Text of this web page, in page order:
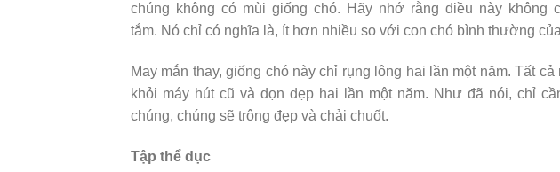
chúng không có mùi giống chó. Hãy nhớ rằng điều này
tắm. Nó chỉ có nghĩa là, ít hơn nhiều so với con chó bình thường
May mắn thay, giống chó này chỉ rụng lông hai lần một năm. Tất
khỏi máy hút cũ và dọn dẹp hai lần một năm. Như đã nói, chỉ
chúng, chúng sẽ trông đẹp và chải chuốt.
Tập thể dục